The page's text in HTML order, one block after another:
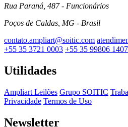
Rua Paraná, 487 - Funcionários
Poços de Caldas, MG - Brasil
contato.ampliart@soitic.com
+55 35 3721 0003 +55 35 99806 1407
Utilidades
Ampliart Leilões Grupo SOITIC
Privacidade Termos de Uso
Newsletter